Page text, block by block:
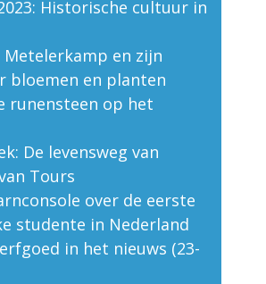
Historische cultuur in
Metelerkamp en zijn
bloemen en planten
runensteen op het
De levensweg van
Tours
over de eerste
studente in Nederland
in het nieuws (23-